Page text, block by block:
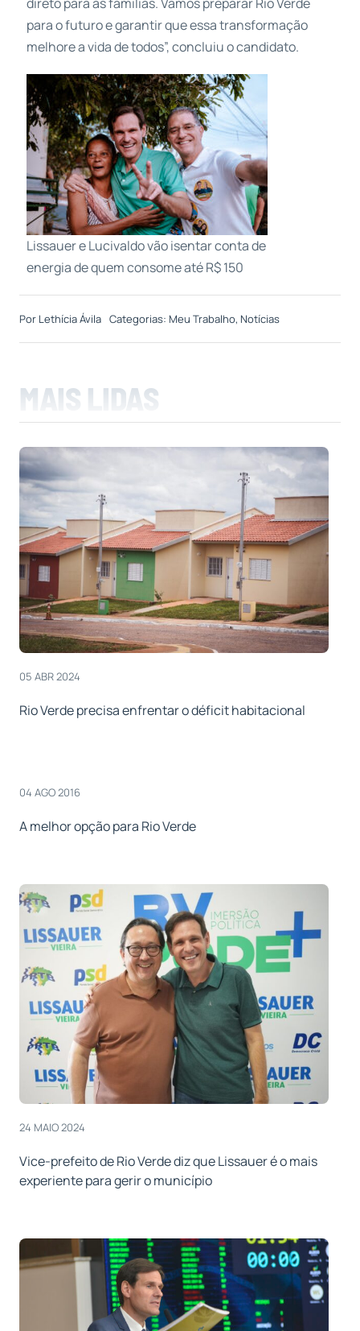
para o futuro e garantir que essa transformação
melhore a vida de todos”, concluiu o candidato.
Lissauer e Lucivaldo vão isentar conta de
energia de quem consome até R$ 150
Por Lethícia Ávila Categorias: Meu Trabalho, Notícias
MAIS LIDAS
05 ABR 2024
Rio Verde precisa enfrentar o déficit habitacional
04 AGO 2016
A melhor opção para Rio Verde
24 MAIO 2024
Vice-prefeito de Rio Verde diz que Lissauer é o mais
experiente para gerir o município